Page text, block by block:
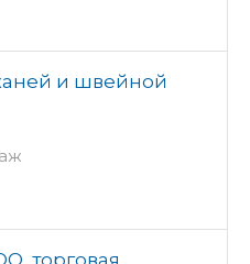
и швейной
торговая